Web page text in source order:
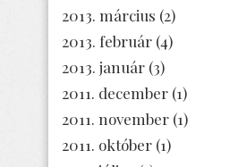
2013. március (2)
2013. február (4)
2013. január (3)
2011. december (1)
2011. november (1)
2011. október (1)